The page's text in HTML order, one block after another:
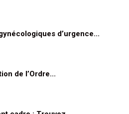
d’urgence...
de l’Ordre...